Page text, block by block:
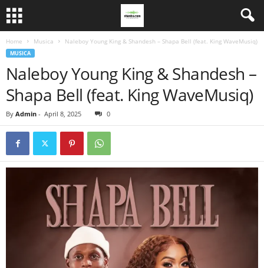
Home Musica Naleboy Young King & Shandesh – Shapa Bell (feat. King WaveMusiq)
MUSICA
Naleboy Young King & Shandesh –
Shapa Bell (feat. King WaveMusiq)
By Admin - April 8, 2025 0